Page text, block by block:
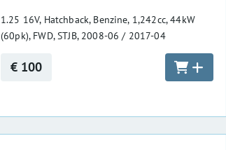
1.25 16V, Hatchback, Benzine, 1,242cc, 44kW
(60pk), FWD, STJB, 2008-06 / 2017-04
€ 100